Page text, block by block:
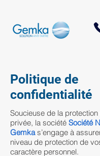
Politique de
confidentialité
Soucieuse de la
privée, la société Société
Gemka s’engage à
niveau de protection de
caractère personnel.